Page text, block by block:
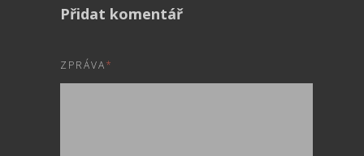
Přidat komentář
ZPRÁVA*